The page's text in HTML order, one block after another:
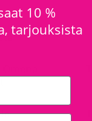
10 %
tarjouksista